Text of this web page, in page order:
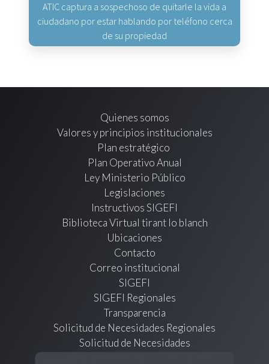
ATIC captura a sospechoso de quitarle la vida a
ciudadano por estar hablando por teléfono cerca
de su propiedad
Quienes somos
Valores y principios institucionales
Plan estratégico
Plan Operativo Anual
Ley Ministerio Público
Legislaciones
Instructivos SIGEFI
Biblioteca Virtual tirant lo blanch
Ubicaciones
Contacto
Correo institucional
SIGEFI
SIGEFI Regionales
Transparencia
Solicitud de Necesidades Regionales
Solicitud de Necesidades